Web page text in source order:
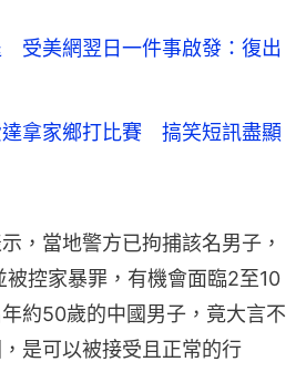
受美網翌日一件事啟發：復出
拿家鄉打比賽 搞笑短訊盡顯
，當地警方已拘捕該名男子，
控家暴罪，有機會面臨2至10
約50歲的中國男子，竟大言不
是可以被接受且正常的行